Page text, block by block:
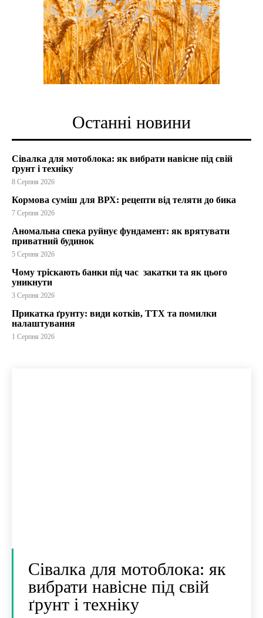
Останні новини
Сівалка для мотоблока: як вибрати навісне під свій
ґрунт і техніку
8 Серпня 2026
Кормова суміш для ВРХ: рецепти від теляти до бика
7 Серпня 2026
Аномальна спека руйнує фундамент: як врятувати
приватний будинок
5 Серпня 2026
Чому тріскають банки під час закатки та як цього
уникнути
3 Серпня 2026
Прикатка ґрунту: види котків, ТТХ та помилки
налаштування
1 Серпня 2026
Сівалка для мотоблока: як
вибрати навісне під свій
ґрунт і техніку